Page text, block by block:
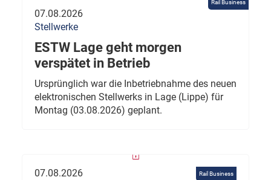
Rail Business
07.08.2026
Stellwerke
ESTW Lage geht morgen
verspätet in Betrieb
Ursprünglich war die Inbetriebnahme des neuen
elektronischen Stellwerks in Lage (Lippe) für
Montag (03.08.2026) geplant.
Rail Business
07.08.2026